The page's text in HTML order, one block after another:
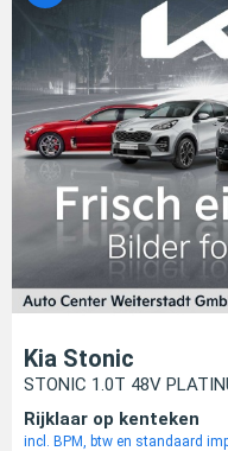
Kia Stonic
STONIC 1.0T 48V
Rijklaar op kenteken
incl. BPM, btw en standaard